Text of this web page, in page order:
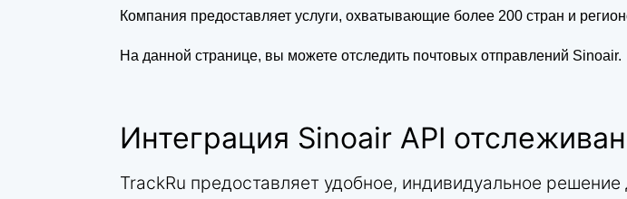
Компания предоставляет услуги, охватывающие более 200 стран и
На данной странице, вы можете отследить почтовых отправлений Sinoair.
Интеграция Sinoair API
TrackRu предоставляет удобное, индивидуальное